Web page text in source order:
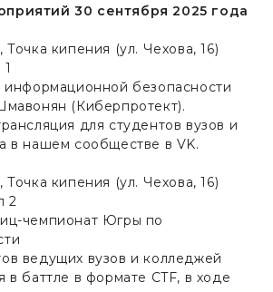
30 сентября 2025 года
кипения (ул. Чехова, 16)
безопасности
(Киберпротект).
для студентов вузов и
в нашем сообществе в VK.
кипения (ул. Чехова, 16)
2
чемпионат Югры по
ведущих вузов и колледжей
в баттле в формате CTF, в ходе